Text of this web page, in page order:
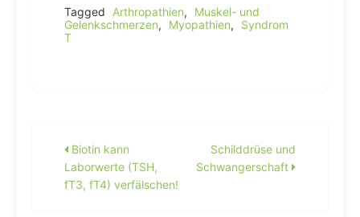
Tagged Arthropathien,
Muskel- und
Gelenkschmerzen, Myopathien,
Syndrom
T
Beitragsnavigation
Biotin kann
Laborwerte (TSH,
fT3, fT4) verfälschen!
Schilddrüse und
Schwangerschaft